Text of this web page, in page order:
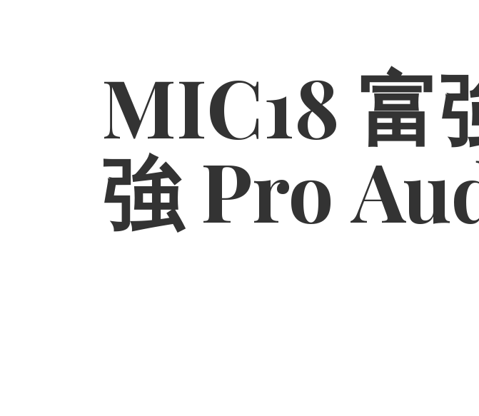
MIC18 富
強 Pro